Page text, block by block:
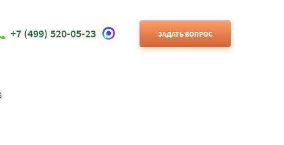
+7 (499) 520-05-23 ЗАДАТЬ ВОПРОС